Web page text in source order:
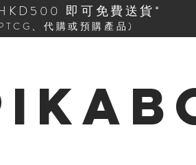
即可免費送貨*
、代購或預購產品)